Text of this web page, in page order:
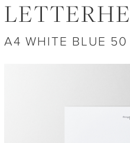
A4 WHITE BLUE 50